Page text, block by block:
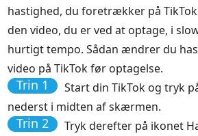
hastighed, du foretrækker på
den video, du er ved at optage, i
hurtigt tempo. Sådan ændrer du
video på TikTok før optagelse.
Trin 1 Start din TikTok og tryk
nederst i midten af skærmen.
Trin 2
Tryk derefter på ikonet